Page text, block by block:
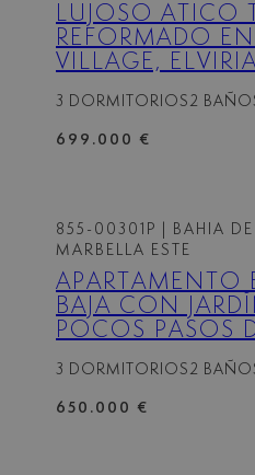
LUJOSO ÁTICO
REFORMADO
VILLAGE, ELVIRIA
EXCEPCIONAL:
DE 745.000 €!
3 DORMITORIOS 2
699.000 €
855-00301P
| BAHIA
MARBELLA ESTE
APARTAMENTO
BAJA CON
POCOS PASOS
3 DORMITORIOS 2
650.000 €